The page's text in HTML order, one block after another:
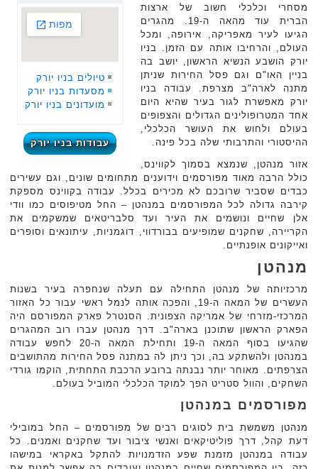
טיולים בניו יורק
מסעדות בניו יורק
מועדונים בניו יורק
עבודות בניו יורק
מסחרי וכלכלי חשוב של ארצות
הברית עוד מהאה ה-19. מהגרים
הגיעו לעיר מאפריקה, אירופה, ומכל
העולם, והרחיבו אותה עם הזמן. בניו
יורק הושבע הנשיא הראשון, יושב בה
בניין האו"ם וגם פסל החירות שניתן
מתנה לארה"ב מצרפת. עבודה בניו
יורק מאפשרת לגור בעיר שהיא היום
אחד המטרופולינים הגדולים והצפופים
בעולם ולחוש את העושר הכלכלי,
ההיסטורי והתרבותי שלה בכל פינה.
אזור מנהטן, שנמצא בסמוך לקווינס,
כולל הרבה מאוד מפורסמים וידוענים מתחומים שונים, וגם עשירים
כבדים שסביר שרובכם לא מכירים בכלל. עבודה בקווינס מספקת
קירבה גדולה לכל המפורסמים במנהטן – החל מטיפוסים כמו וודי
אלן שחיים ונושמים את העיר ועד סלבריטאים שמשקמים את
הקריירה, שחקנים שמופיעים בבורדווי, דוגמניות, עיתונאים וסופרים
ואייקונים אופנתיים.
מנהטן
מרכזיותה של מנהטן התחילה עם תעלה שנחפרה בעיר בשנות
העשרים של המאה ה-19, והפכה אותה לנמל ראשי עבור כל האזור
המרכזי-מזרחי של אמריקה הצפונית. הסנטרל פארק המפורסם היה
הפארק הראשון שתוכנן בארה"ב. דרך מנהטן עברו רוב המהגרים
שהגיעו בסוף המאה ה-19 ותחילת המאה ה-20 לחפש עבודה
במנהטן ולהשתקע בה, וכך ניתן לה במתנה פסל החירות מהתושבים
הצרפתים. מאוחר יותר נבנתה ברובע הרכבת התחתית, הוקמו גורדי
השחקים, והוול סטריט הפך למוקד הכלכלי המוביל בעולם.
מפורסמים במנהטן
מנהטן משמשת בית לסוגים רבים של מפורסמים – החל במובילי
דעת קהל, דרך פוליטיקאים ואנשי ציבור ועד שחקנים ואמנים. כל
עבודה במנהטן מזמנת שפע הזדמנויות להתקל באקראי במישהו